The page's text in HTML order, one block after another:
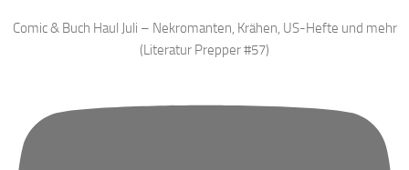
Comic & Buch Haul Juli – Nekromanten, Krähen, US-Hefte und mehr
(Literatur Prepper #57)